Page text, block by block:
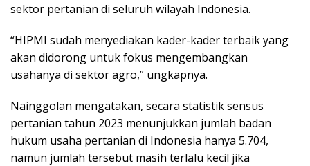
sektor pertanian di seluruh wilayah Indonesia.
“HIPMI sudah menyediakan kader-kader terbaik yang
akan didorong untuk fokus mengembangkan
usahanya di sektor agro,” ungkapnya.
Nainggolan mengatakan, secara statistik sensus
pertanian tahun 2023 menunjukkan jumlah badan
hukum usaha pertanian di Indonesia hanya 5.704,
namun jumlah tersebut masih terlalu kecil jika